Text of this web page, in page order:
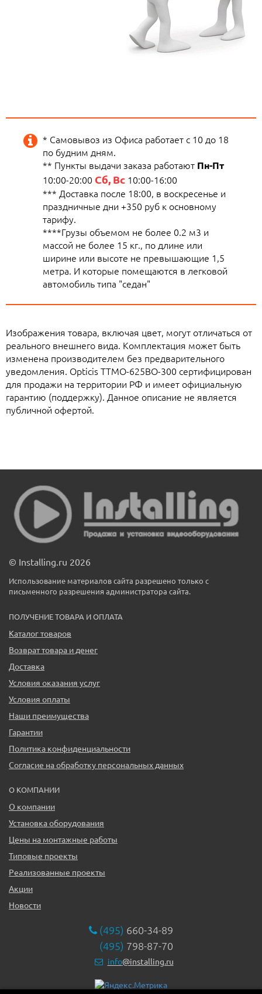
* Самовывоз из Офиса работает с 10 до 18
по будним дням.
** Пункты выдачи заказа работают Пн-Пт
10:00-20:00 Сб, Вс 10:00-16:00
*** Доставка после 18:00, в воскресенье и
праздничные дни +350 руб к основному
тарифу.
****Грузы объемом не более 0.2 м3 и
массой не более 15 кг., по длине или
ширине или высоте не превышающие 1,5
метра. И которые помещаются в легковой
автомобиль типа "седан"
Изображения товара, включая цвет, могут отличаться от
реального внешнего вида. Комплектация может быть
изменена производителем без предварительного
уведомления. Opticis TTMO-625BO-300 сертифицирован
для продажи на территории РФ и имеет официальную
гарантию (поддержку). Данное описание не является
публичной офертой.
© Installing.ru 2026
Использование материалов сайта разрешено только с
письменного разрешения администратора сайта.
ПОЛУЧЕНИЕ ТОВАРА И ОПЛАТА
Каталог товаров
Возврат товара и денег
Доставка
Условия оказания услуг
Условия оплаты
Наши преимущества
Гарантии
Политика конфиденциальности
Согласие на обработку персональных данных
О КОМПАНИИ
О компании
Установка оборудования
Цены на монтажные работы
Типовые проекты
Реализованные проекты
Акции
Новости
(495) 660-34-89
(495) 798-87-70
info@installing.ru